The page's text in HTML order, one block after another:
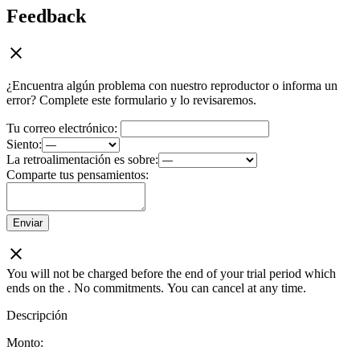
Feedback
¿Encuentra algún problema con nuestro reproductor o informa un
error? Complete este formulario y lo revisaremos.
Tu correo electrónico:
Siento:
La retroalimentación es sobre:
Comparte tus pensamientos:
Enviar
You will not be charged before the end of your trial period which
ends on the . No commitments. You can cancel at any time.
Descripción
Monto: